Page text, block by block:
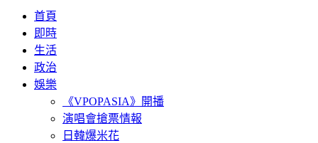
首頁
即時
生活
政治
娛樂
《VPOPASIA》開播
演唱會搶票情報
日韓爆米花